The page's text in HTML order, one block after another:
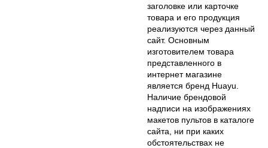
заголовке или карточке
товара и его продукция
реализуются через данный
сайт. Основным
изготовителем товара
представленного в
интернет магазине
является бренд Huayu.
Наличие брендовой
надписи на изображениях
макетов пультов в каталоге
сайта, ни при каких
обстоятельствах не